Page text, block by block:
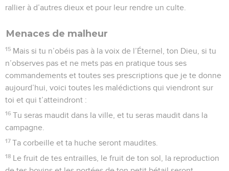
rallier à d’autres dieux et pour leur rendre un culte.
Menaces de malheur
15 Mais si tu n’obéis pas à la voix de l’Éternel, ton Dieu, si tu
n’observes pas et ne mets pas en pratique tous ses
commandements et toutes ses prescriptions que je te donne
aujourd’hui, voici toutes les malédictions qui viendront sur
toi et qui t’atteindront :
16 Tu seras maudit dans la ville, et tu seras maudit dans la
campagne.
17 Ta corbeille et ta huche seront maudites.
18 Le fruit de tes entrailles, le fruit de ton sol, la reproduction